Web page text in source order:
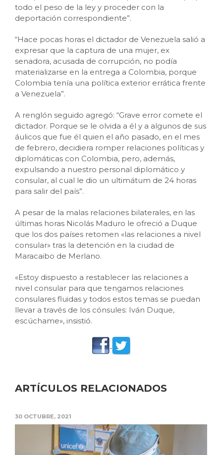
todo el peso de la ley y proceder con la
deportación correspondiente”.
“Hace pocas horas el dictador de Venezuela salió a
expresar que la captura de una mujer, ex
senadora, acusada de corrupción, no podía
materializarse en la entrega a Colombia, porque
Colombia tenía una política exterior errática frente
a Venezuela”.
A renglón seguido agregó: “Grave error comete el
dictador. Porque se le olvida a él y a algunos de sus
áulicos que fue él quien el año pasado, en el mes
de febrero, decidiera romper relaciones políticas y
diplomáticas con Colombia, pero, además,
expulsando a nuestro personal diplomático y
consular, al cual le dio un ultimátum de 24 horas
para salir del país”.
A pesar de la malas relaciones bilaterales, en las
últimas horas Nicolás Maduro le ofreció a Duque
que los dos países retomen «las relaciones a nivel
consular» tras la detención en la ciudad de
Maracaibo de Merlano.
«Estoy dispuesto a restablecer las relaciones a
nivel consular para que tengamos relaciones
consulares fluidas y todos estos temas se puedan
llevar a través de los cónsules: Iván Duque,
escúchame», insistió.
ARTÍCULOS RELACIONADOS
30 OCTUBRE, 2021